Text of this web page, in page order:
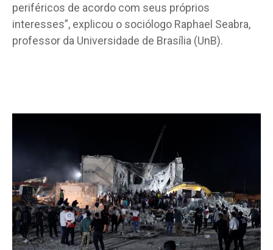
periféricos de acordo com seus próprios
interesses”, explicou o sociólogo Raphael Seabra,
professor da Universidade de Brasília (UnB).